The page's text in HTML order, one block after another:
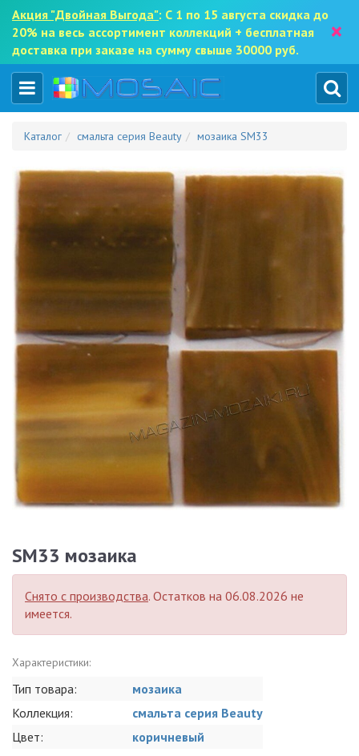
Акция "Двойная Выгода": С 1 по 15 августа скидка до
20% на весь ассортимент коллекций + бесплатная
доставка при заказе на сумму свыше 30000 руб.
×
Каталог смальта серия Beauty мозаика SM33
SM33 мозаика
Снято с производства. Остатков на 06.08.2026 не
имеется.
Характеристики:
Тип товара:
мозаика
Коллекция:
смальта серия Beauty
Цвет:
коричневый